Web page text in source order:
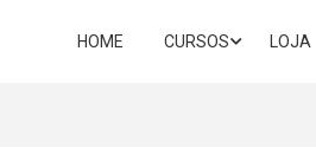
HOME CURSOS LOJA